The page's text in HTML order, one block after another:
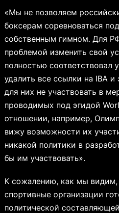
«Мы не позволяем
боксерам соревноваться
собственным гимном. Для
проблемой изменить свой
полностью соответствовал
удалить все ссылки на IBA и
для них не участвовать в
проводимых под эгидой
отношении, например,
вижу возможности их
никакой политики в
бы им участвовать».
К сожалению, как мы
спортивные организации
политической